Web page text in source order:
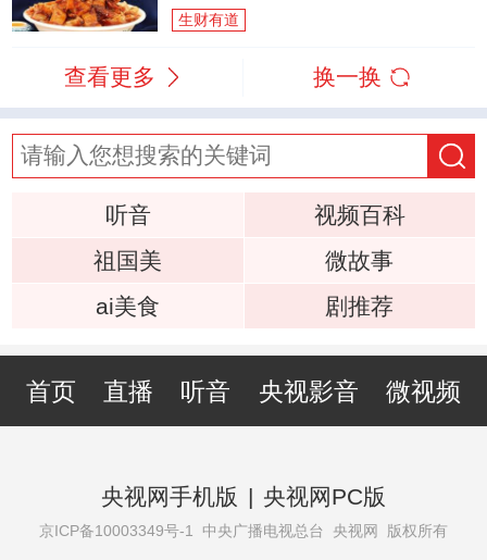
生财有道
查看更多 换一换
听音
视频百科
祖国美
微故事
ai美食
剧推荐
首页 直播 听音 央视影音 微视频
央视网手机版 | 央视网PC版
京ICP备10003349号-1 中央广播电视总台 央视网 版权所有